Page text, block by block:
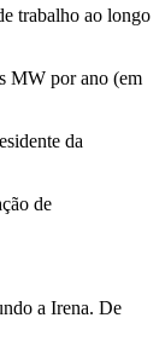
trabalho ao longo
MW por ano (em
da
de
a Irena. De